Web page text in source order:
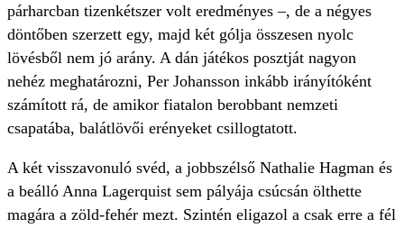
párharcban tizenkétszer volt eredményes –, de a négyes
döntőben szerzett egy, majd két gólja összesen nyolc
lövésből nem jó arány. A dán játékos posztját nagyon
nehéz meghatározni, Per Johansson inkább irányítóként
számított rá, de amikor fiatalon berobbant nemzeti
csapatába, balátlövői erényeket csillogtatott.
A két visszavonuló svéd, a jobbszélső Nathalie Hagman és
a beálló Anna Lagerquist sem pályája csúcsán ölthette
magára a zöld-fehér mezt. Szintén eligazol a csak erre a fél